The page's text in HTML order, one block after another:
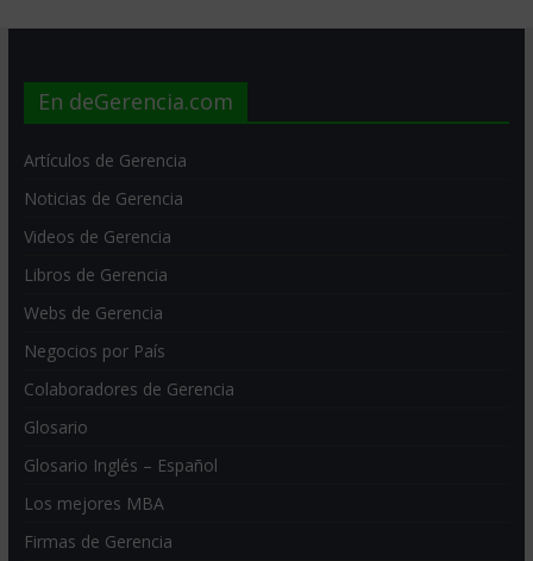
En deGerencia.com
Artículos de Gerencia
Noticias de Gerencia
Videos de Gerencia
Libros de Gerencia
Webs de Gerencia
Negocios por País
Colaboradores de Gerencia
Glosario
Glosario Inglés – Español
Los mejores MBA
Firmas de Gerencia